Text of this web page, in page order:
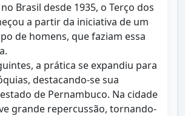
Brasil desde 1935, o Terço dos
a partir da iniciativa de um
de homens, que faziam essa
a prática se expandiu para
destacando-se sua
de Pernambuco. Na cidade
grande repercussão, tornando-